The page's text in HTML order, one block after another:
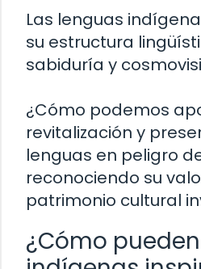
Las lenguas
su estructura
sabiduría y
¿Cómo podemos
revitalización y
lenguas en peligro
reconociendo su
patrimonio cultural
¿Cómo